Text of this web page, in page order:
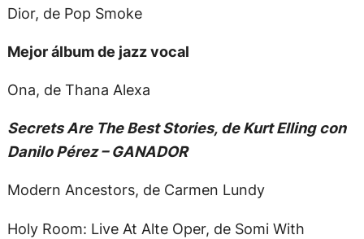
Dior, de Pop Smoke
Mejor álbum de jazz vocal
Ona, de Thana Alexa
Secrets Are The Best Stories, de Kurt Elling con
Danilo Pérez – GANADOR
Modern Ancestors, de Carmen Lundy
Holy Room: Live At Alte Oper, de Somi With